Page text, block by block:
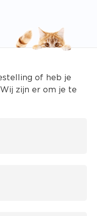
of heb je
zijn er om je te